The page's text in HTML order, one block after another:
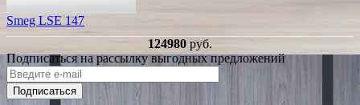
Smeg LSE 147
124980 руб.
Подписаться на рассылку выгодных предложений
Подписаться